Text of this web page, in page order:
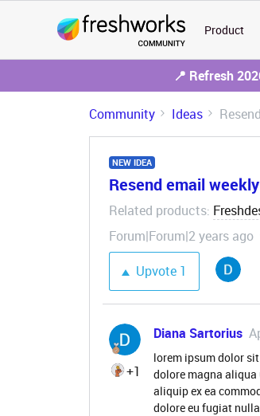
Product
📍 Refresh
Community Ideas
NEW IDEA
Resend email
Related products:
Forum|Forum|2 years ago
Upvote 1
+1
Diana Sartorius
lorem ipsum dolor
dolore magna
aliquip ex ea
dolore eu fugiat